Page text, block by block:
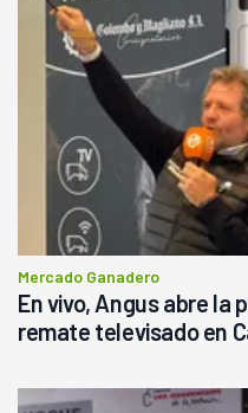
Mercado Ganadero
En vivo, Angus abre la
remate televisado en